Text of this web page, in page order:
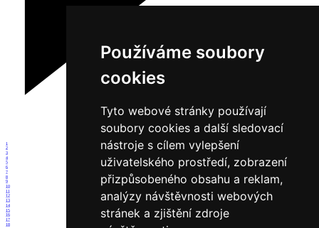
Používáme soubory
cookies
Tyto webové stránky používají
soubory cookies a další sledovací
nástroje s cílem vylepšení
uživatelského prostředí, zobrazení
přizpůsobeného obsahu a reklam,
analýzy návštěvnosti webových
stránek a zjištění zdroje
1
2
3
4
5
6
7
8
9
10
11
12
13
14
15
16
17
18